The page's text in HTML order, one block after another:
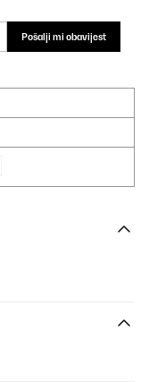
Pošalji mi obavijest